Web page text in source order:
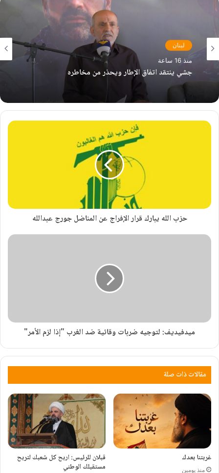
لبنان
منذ 16 ساعة
جشي ينتقد اتفاق الإطار ويحذر من مخاطره
حزب الله يبارك قرار الإفراج عن المناضل جورج عبدالله
ميدفيديف: لتوجيه ضربات وقائية ضد الغرب "إذا لزم الأمر"
مقالات ذات صلة
غربتنا بعدك
منذ يومين
قبلان للرئيس: اربح كل شعبك لتربح
مستقبلك الوطني ‏